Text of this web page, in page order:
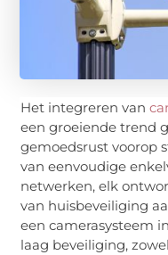
Het integreren van
een groeiende trend
gemoedsrust voorop
van eenvoudige
netwerken, elk
van huisbeveiliging
een camerasysteem
laag beveiliging,